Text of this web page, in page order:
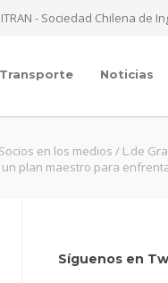
- Sociedad Chilena de
Noticias
Socios en los medios / L.de
un plan maestro para
Síguenos en